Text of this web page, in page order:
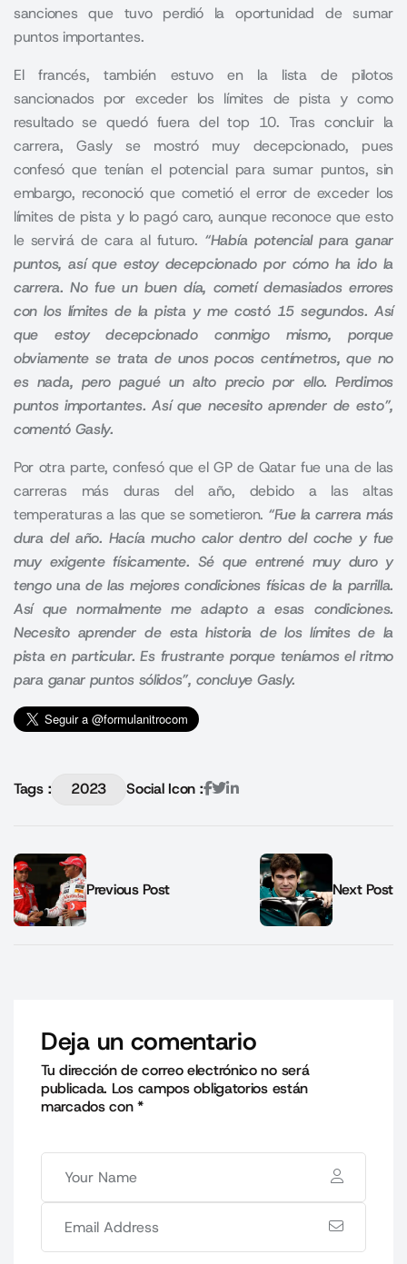
sanciones que tuvo perdió la oportunidad de sumar
puntos importantes.
El francés, también estuvo en la lista de pilotos
sancionados por exceder los límites de pista y como
resultado se quedó fuera del top 10. Tras concluir la
carrera, Gasly se mostró muy decepcionado, pues
confesó que tenían el potencial para sumar puntos, sin
embargo, reconoció que cometió el error de exceder los
límites de pista y lo pagó caro, aunque reconoce que esto
le servirá de cara al futuro. “Había potencial para ganar
puntos, así que estoy decepcionado por cómo ha ido la
carrera. No fue un buen día, cometí demasiados errores
con los límites de la pista y me costó 15 segundos. Así
que estoy decepcionado conmigo mismo, porque
obviamente se trata de unos pocos centímetros, que no
es nada, pero pagué un alto precio por ello. Perdimos
puntos importantes. Así que necesito aprender de esto”,
comentó Gasly.
Por otra parte, confesó que el GP de Qatar fue una de las
carreras más duras del año, debido a las altas
temperaturas a las que se sometieron. “Fue la carrera más
dura del año. Hacía mucho calor dentro del coche y fue
muy exigente físicamente. Sé que entrené muy duro y
tengo una de las mejores condiciones físicas de la parrilla.
Así que normalmente me adapto a esas condiciones.
Necesito aprender de esta historia de los límites de la
pista en particular. Es frustrante porque teníamos el ritmo
para ganar puntos sólidos”, concluye Gasly.
Tags : 2023 Social Icon :
Previous Post Next Post
Deja un comentario
Tu dirección de correo electrónico no será
publicada. Los campos obligatorios están
marcados con*